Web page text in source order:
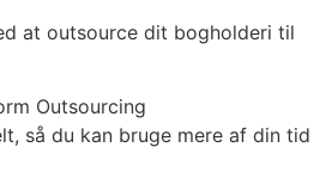
at outsource dit bogholderi til
så du kan bruge mere af din tid